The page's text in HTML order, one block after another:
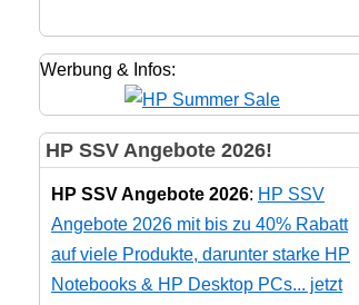
Werbung & Infos:
HP SSV Angebote 2026!
HP SSV Angebote 2026: HP SSV
Angebote 2026 mit bis zu 40% Rabatt
auf viele Produkte, darunter starke HP
Notebooks & HP Desktop PCs... jetzt